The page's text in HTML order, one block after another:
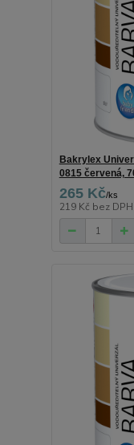
Bakrylex
0815 červená,
265 Kč/ks
219 Kč bez DPH